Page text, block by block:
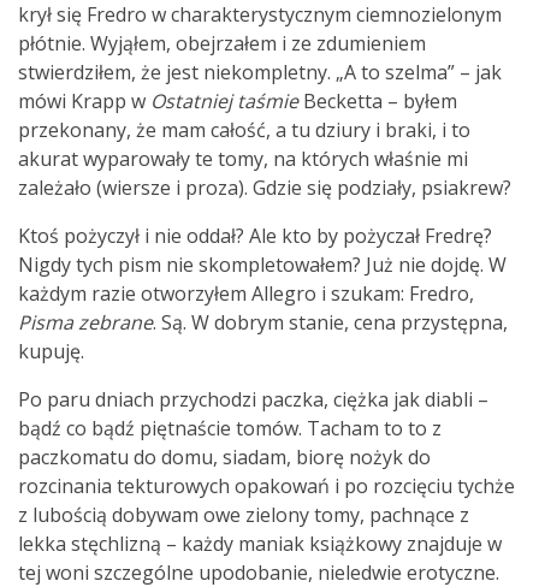
krył się Fredro w charakterystycznym ciemnozielonym
płótnie. Wyjąłem, obejrzałem i ze zdumieniem
stwierdziłem, że jest niekompletny. „A to szelma” – jak
mówi Krapp w Ostatniej taśmieBecketta – byłem
przekonany, że mam całość, a tu dziury i braki, i to
akurat wyparowały te tomy, na których właśnie mi
zależało (wiersze i proza). Gdzie się podziały, psiakrew?
Ktoś pożyczył i nie oddał? Ale kto by pożyczał Fredrę?
Nigdy tych pism nie skompletowałem? Już nie dojdę. W
każdym razie otworzyłem Allegro i szukam: Fredro,
Pisma zebrane. Są. W dobrym stanie, cena przystępna,
kupuję.
Po paru dniach przychodzi paczka, ciężka jak diabli –
bądź co bądź piętnaście tomów. Tacham to to z
paczkomatu do domu, siadam, biorę nożyk do
rozcinania tekturowych opakowań i po rozcięciu tychże
z lubością dobywam owe zielony tomy, pachnące z
lekka stęchlizną – każdy maniak książkowy znajduje w
tej woni szczególne upodobanie, nieledwie erotyczne.